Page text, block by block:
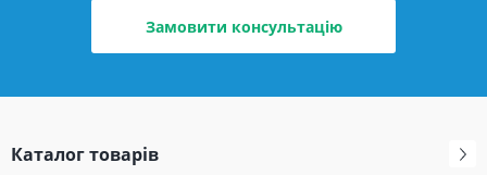
Замовити консультацію
Каталог товарів